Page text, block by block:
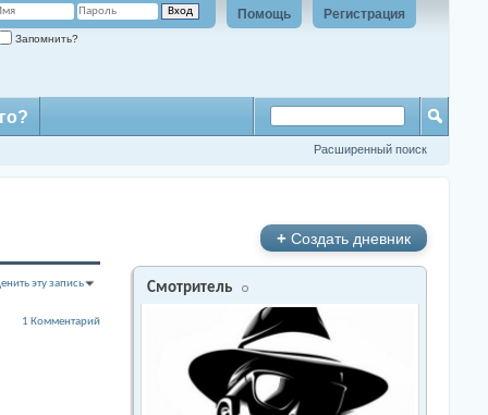
Регистрация
Помощь
Запомнить?
Расширенный поиск
эту запись
1 Комментарий
+ Создать дневник
Смотритель